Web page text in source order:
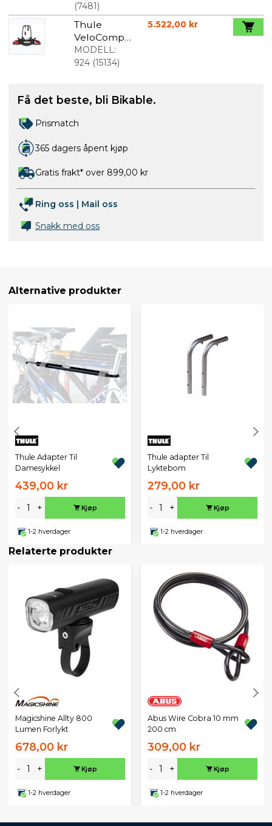
(7481)
Thule
VeloCompa
ct til 2
sykler 13 Pol
MODELL:
924(15134)
5.522,00 kr
Få det beste, bli Bikable.
Prismatch
365 dagers åpent kjøp
Gratis frakt* over 899,00 kr
Ring oss | Mail oss
Snakk med oss
Alternative produkter
Thule Adapter Til
Damesykkel
439,00 kr
- + Kjøp
1-2 hverdager
Thule adapter Til
Lyktebom
279,00 kr
- + Kjøp
1-2 hverdager
Relaterte produkter
Magicshine Allty 800
Lumen Forlykt
678,00 kr
- + Kjøp
1-2 hverdager
Abus Wire Cobra 10 mm
200 cm
309,00 kr
- + Kjøp
1-2 hverdager